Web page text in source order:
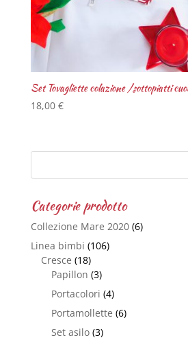
Set Tovagliette colazione /sottopiatti
18,00 €
Categorie prodotto
Collezione Mare 2020 (6)
Linea bimbi (106)
Cresce (18)
Papillon (3)
Portacolori (4)
Portamollette (6)
Set asilo (3)